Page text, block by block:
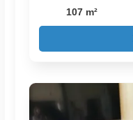
107 m²